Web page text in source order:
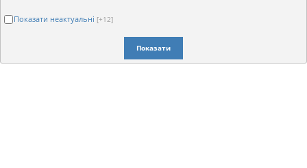
Показати неактуальні [+12]
Показати